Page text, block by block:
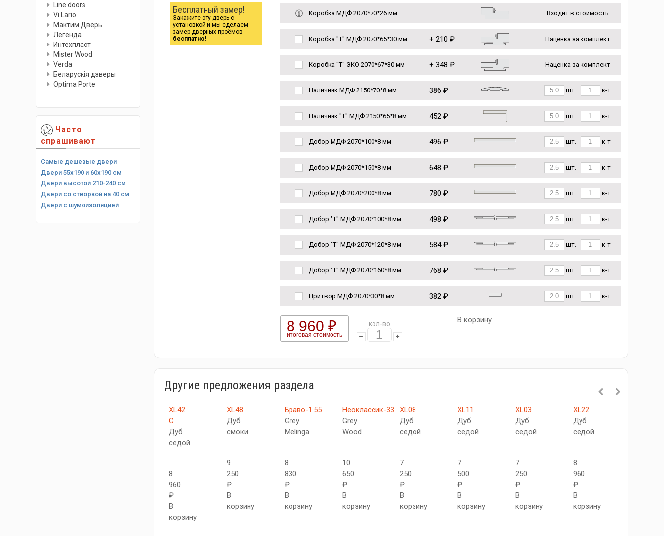
Line doors
Vi Lario
Мактим Дверь
Легенда
Интехпласт
Мister Wood
Verda
Беларускiя дзверы
Optima Porte
Часто
спрашивают
Самые дешевые двери
Двери 55х190 и 60х190 см
Двери высотой 210-240 см
Двери со створкой на 40 см
Двери с шумоизоляцией
Бесплатный замер!
Закажите эту дверь с
установкой и мы сделаем
замер дверных проёмов
бесплатно!
Коробка МДФ 2070*70*26 мм Входит в стоимость
Коробка "Т" МДФ 2070*65*30 мм + 210 ₽ Наценка за комплект
Коробка "Т" ЭКО 2070*67*30 мм + 348 ₽ Наценка за комплект
Наличник МДФ 2150*70*8 мм 386 ₽ шт. к-т
Наличник "Т" МДФ 2150*65*8 мм 452 ₽ шт. к-т
Добор МДФ 2070*100*8 мм 496 ₽ шт. к-т
Добор МДФ 2070*150*8 мм 648 ₽ шт. к-т
Добор МДФ 2070*200*8 мм 780 ₽ шт. к-т
Добор "Т" МДФ 2070*100*8 мм 498 ₽ шт. к-т
Добор "Т" МДФ 2070*120*8 мм 584 ₽ шт. к-т
Добор "Т" МДФ 2070*160*8 мм 768 ₽ шт. к-т
Притвор МДФ 2070*30*8 мм 382 ₽ шт. к-т
8 960 ₽
итоговая стоимость
кол-во В корзину
Другие предложения раздела
XL42
C
Дуб
седой
8
960
₽
В
корзину
XL48
Дуб
смоки
9
250
₽
В
корзину
Браво-1.55
Grey
Melinga
8
830
₽
В
корзину
Неоклассик-33
Grey
Wood
10
650
₽
В
корзину
XL08
Дуб
седой
7
250
₽
В
корзину
XL11
Дуб
седой
7
500
₽
В
корзину
XL03
Дуб
седой
7
250
₽
В
корзину
XL22
Дуб
седой
8
960
₽
В
корзину